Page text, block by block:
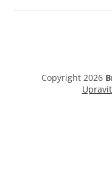
Copyright 2026